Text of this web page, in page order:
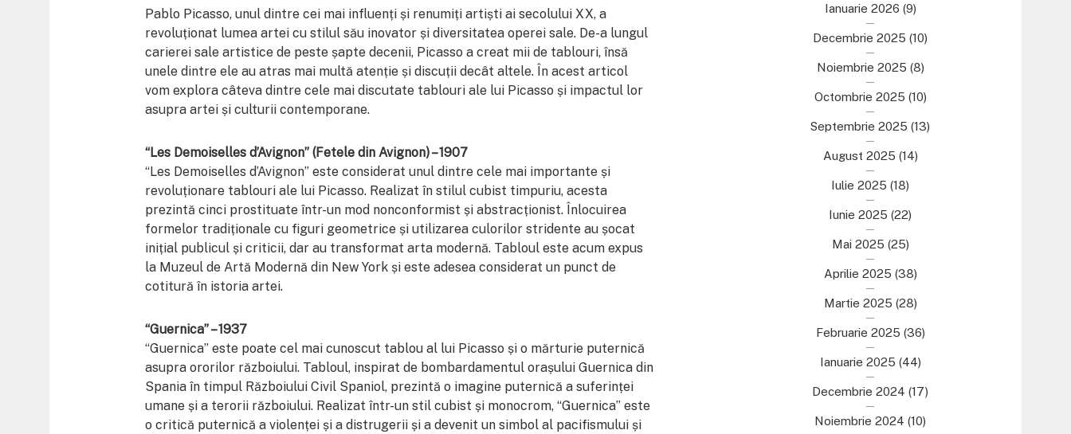
Pablo Picasso, unul dintre cei mai influenți și renumiți artiști ai secolului XX, a
revoluționat lumea artei cu stilul său inovator și diversitatea operei sale. De-a lungul
carierei sale artistice de peste șapte decenii, Picasso a creat mii de tablouri, însă
unele dintre ele au atras mai multă atenție și discuții decât altele. În acest articol
vom explora câteva dintre cele mai discutate tablouri ale lui Picasso și impactul lor
asupra artei și culturii contemporane.
“Les Demoiselles d’Avignon” (Fetele din Avignon) – 1907
“Les Demoiselles d’Avignon” este considerat unul dintre cele mai importante și
revoluționare tablouri ale lui Picasso. Realizat în stilul cubist timpuriu, acesta
prezintă cinci prostituate într-un mod nonconformist și abstracționist. Înlocuirea
formelor tradiționale cu figuri geometrice și utilizarea culorilor stridente au șocat
inițial publicul și criticii, dar au transformat arta modernă. Tabloul este acum expus
la Muzeul de Artă Modernă din New York și este adesea considerat un punct de
cotitură în istoria artei.
“Guernica” – 1937
“Guernica” este poate cel mai cunoscut tablou al lui Picasso și o mărturie puternică
asupra ororilor războiului. Tabloul, inspirat de bombardamentul orașului Guernica din
Spania în timpul Războiului Civil Spaniol, prezintă o imagine puternică a suferinței
umane și a terorii războiului. Realizat într-un stil cubist și monocrom, “Guernica” este
o critică puternică a violenței și a distrugerii și a devenit un simbol al pacifismului și
Ianuarie 2026 (9)
Decembrie 2025 (10)
Noiembrie 2025 (8)
Octombrie 2025 (10)
Septembrie 2025 (13)
August 2025 (14)
Iulie 2025 (18)
Iunie 2025 (22)
Mai 2025 (25)
Aprilie 2025 (38)
Martie 2025 (28)
Februarie 2025 (36)
Ianuarie 2025 (44)
Decembrie 2024 (17)
Noiembrie 2024 (10)